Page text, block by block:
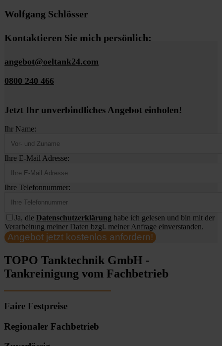
Wolfgang Schlösser
Kontaktieren Sie mich persönlich:
angebot@oeltank24.com
0800 240 466
Jetzt Ihr unverbindliches Angebot einholen!
Ihr Name:
Ihre E-Mail Adresse:
Ihre Telefonnummer:
Ja, die Datenschutzerklärung habe ich gelesen und bin mit der
Verarbeitung meiner Daten bzgl. meiner Anfrage einverstanden.
Angebot jetzt kostenlos anfordern!
TOPO Tanktechnik GmbH -
Tankreinigung vom Fachbetrieb
Faire Festpreise
Regionaler Fachbetrieb